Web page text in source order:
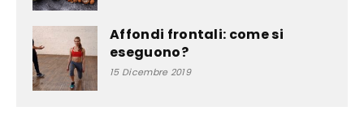
Affondi frontali: come si
eseguono?
15 Dicembre 2019